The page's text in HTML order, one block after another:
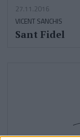
27.11.2016
VICENT SANCHIS
Sant Fidel